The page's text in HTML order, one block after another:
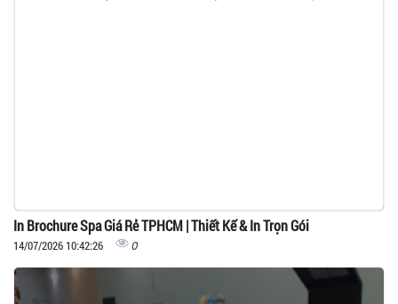
In Brochure Spa Giá Rẻ TPHCM | Thiết Kế & In Trọn Gói
14/07/2026 10:42:26 0